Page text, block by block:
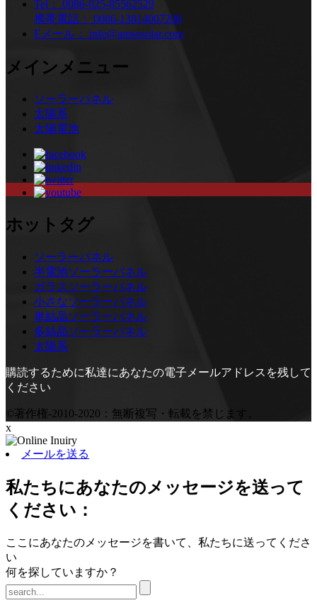
Tel： 0086-025-85562529
携帯電話： 0086-13814007208
Eメール： info@amsosolar.com
メインメニュー
ソーラーパネル
太陽系
太陽電池
ホットタグ
ソーラーパネル
半電池ソーラーパネル
ガラスソーラーパネル
小さなソーラーパネル
単結晶ソーラーパネル
多結晶ソーラーパネル
太陽系
購読するために私達にあなたの電子メールアドレスを残して
ください
©著作権-2010-2020：無断複写・転載を禁じます。
x
メールを送る
私たちにあなたのメッセージを送って
ください：
ここにあなたのメッセージを書いて、私たちに送ってくださ
い
何を探していますか？